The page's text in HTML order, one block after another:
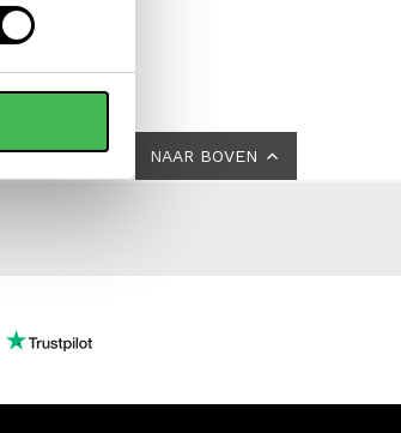
NAAR BOVEN